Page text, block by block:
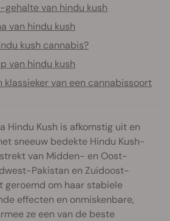
van hindu kush
van hindu kush
kush cannabis?
van hindu kush
klassieker van een cannabissoort
Hindu Kush is afkomstig uit en
sneeuw bedekte Hindu Kush-
van Midden- en Oost-
Pakistan en Zuidoost-
geroemd om haar stabiele
effecten en onmiskenbare,
ze een van de beste